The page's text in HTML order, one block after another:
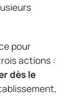
pour
actions :
dès le